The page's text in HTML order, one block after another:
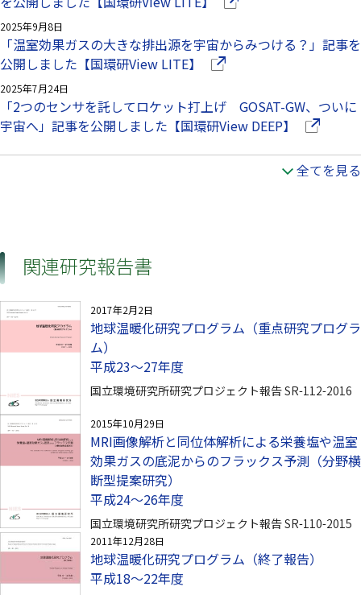
2025年9月8日
「温室効果ガスの大きな排出源を宇宙からみつける？」記事を
公開しました【国環研View LITE】
（別ウインドウで開きます
2025年7月24日
「2つのセンサを託してロケット打上げ GOSAT-GW、ついに
宇宙へ」記事を公開しました【国環研View DEEP】
（別ウイ
全てを見る
関連研究報告書
2017年2月2日
地球温暖化研究プログラム（重点研究プログラ
ム）
平成23～27年度
国立環境研究所研究プロジェクト報告 SR-112-2016
2015年10月29日
MRI画像解析と同位体解析による栄養塩や温室
効果ガスの底泥からのフラックス予測（分野横
断型提案研究）
平成24～26年度
国立環境研究所研究プロジェクト報告 SR-110-2015
2011年12月28日
地球温暖化研究プログラム（終了報告）
平成18〜22年度